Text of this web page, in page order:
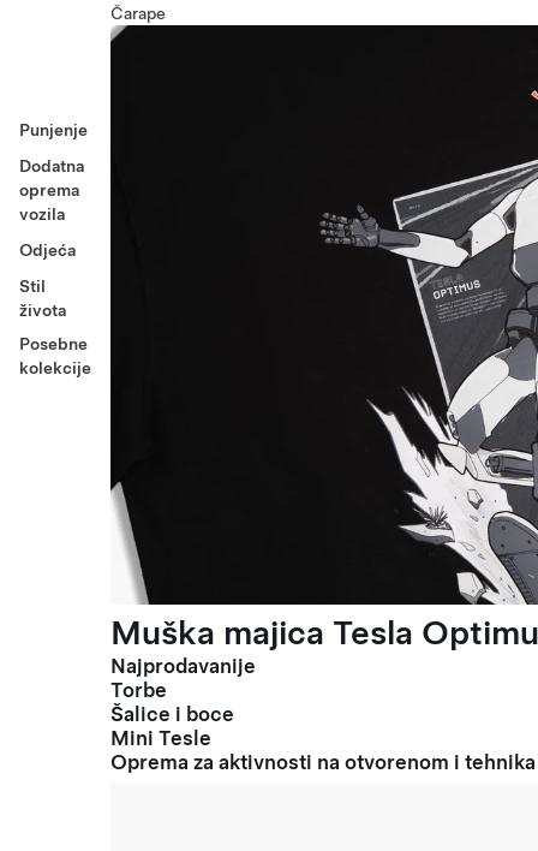
Punjenje
Dodatna
oprema
vozila
Odjeća
Stil
života
Posebne
kolekcije
Čarape
Muška majica Tesla
Najprodavanije
Torbe
Šalice i boce
Mini Tesle
Oprema za aktivnosti na otvorenom i tehnika